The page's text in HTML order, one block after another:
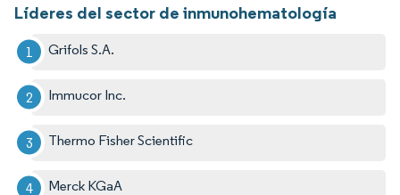
Líderes del sector de inmunohematología
Grifols S.A.
Immucor Inc.
Thermo Fisher Scientific
Merck KGaA